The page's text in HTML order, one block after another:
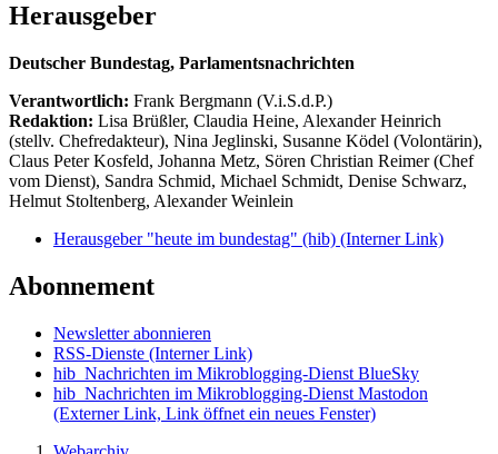
Herausgeber
Deutscher Bundestag, Parlamentsnachrichten
Verantwortlich: Frank Bergmann (V.i.S.d.P.)
Redaktion: Lisa Brüßler, Claudia Heine, Alexander Heinrich
(stellv. Chefredakteur), Nina Jeglinski, Susanne Ködel (Volontärin),
Claus Peter Kosfeld, Johanna Metz, Sören Christian Reimer (Chef
vom Dienst), Sandra Schmid, Michael Schmidt, Denise Schwarz,
Helmut Stoltenberg, Alexander Weinlein
Herausgeber "heute im bundestag" (hib) (Interner Link)
Abonnement
Newsletter abonnieren
RSS-Dienste (Interner Link)
hib_Nachrichten im Mikroblogging-Dienst BlueSky
hib_Nachrichten im Mikroblogging-Dienst Mastodon
(Externer Link, Link öffnet ein neues Fenster)